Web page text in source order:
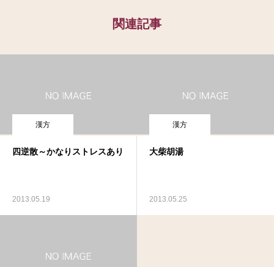
関連記事
漢方
四逆散～かなりストレスあり
2013.05.19
漢方
大柴胡湯
2013.05.25